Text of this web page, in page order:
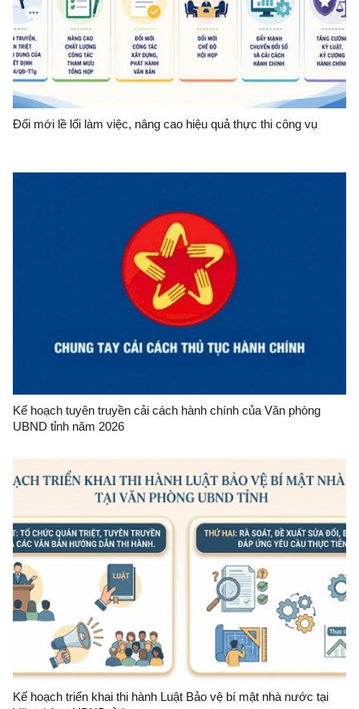
Đổi mới lề lối làm việc, nâng cao hiệu quả thực thi công vụ
Kế hoạch tuyên truyền cải cách hành chính của Văn phòng
UBND tỉnh năm 2026
Kế hoạch triển khai thi hành Luật Bảo vệ bí mật nhà nước tại